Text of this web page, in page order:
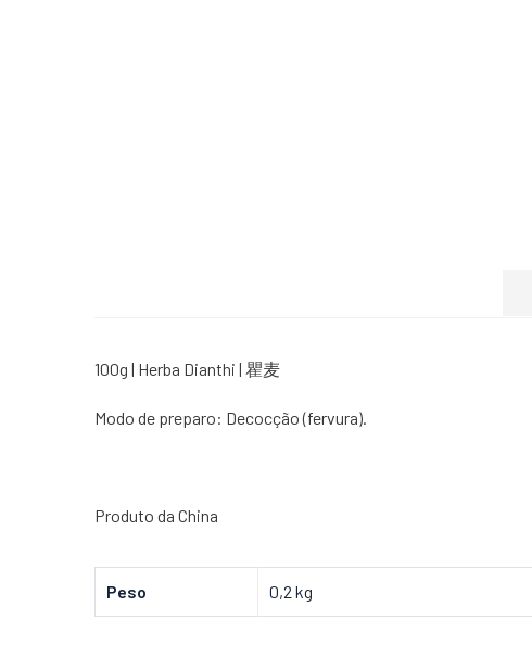
100g | Herba Dianthi | 瞿麦
Modo de preparo: Decocção (fervura).
Produto da China
Peso 0,2 kg